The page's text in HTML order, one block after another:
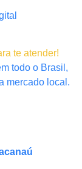
te atender!
todo o Brasil,
mercado local.